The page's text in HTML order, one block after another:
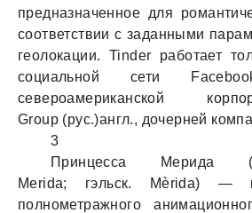
предназначенное для
соответствии с заданными
геолокации. Tinder работает
социальной сети
североамериканской
Group (рус.)англ., дочерней
3
Принцесса Мерида
Merida; гэльск. Mèrida) —
полнометражного